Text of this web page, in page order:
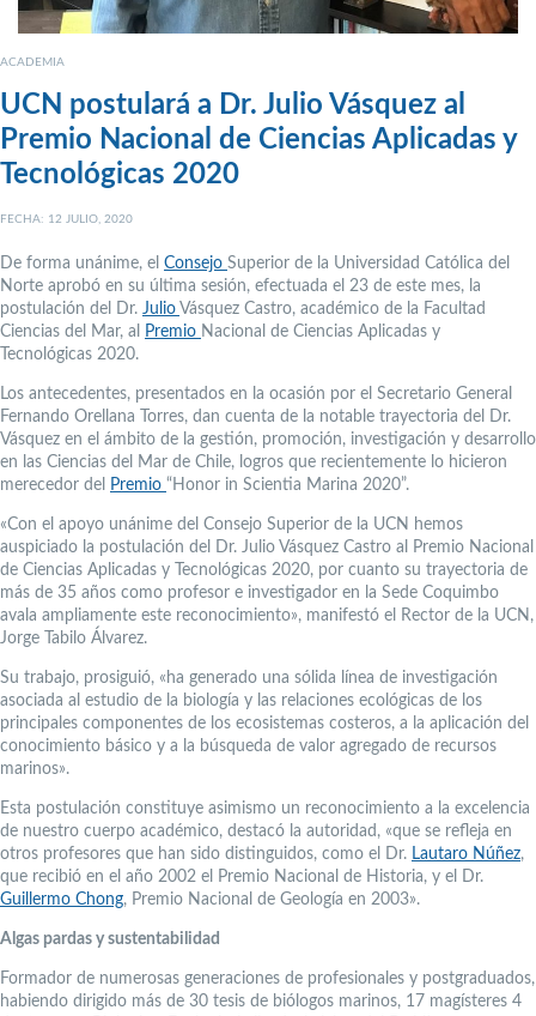
ACADEMIA
UCN postulará a Dr. Julio Vásquez al
Premio Nacional de Ciencias Aplicadas y
Tecnológicas 2020
FECHA: 12 JULIO, 2020
De forma unánime, el Consejo Superior de la Universidad Católica del
Norte aprobó en su última sesión, efectuada el 23 de este mes, la
postulación del Dr. Julio Vásquez Castro, académico de la Facultad
Ciencias del Mar, al
Premio Nacional de Ciencias Aplicadas y
Tecnológicas 2020.
Los antecedentes, presentados en la ocasión por el Secretario General
Fernando Orellana Torres, dan cuenta de la notable trayectoria del Dr.
Vásquez en el ámbito de la gestión, promoción, investigación y desarrollo
en las Ciencias del Mar de Chile, logros que recientemente lo hicieron
merecedor del
Premio “Honor in Scientia Marina 2020”.
«Con el apoyo unánime del Consejo Superior de la UCN hemos
auspiciado la postulación del Dr. Julio Vásquez Castro al Premio Nacional
de Ciencias Aplicadas y Tecnológicas 2020, por cuanto su trayectoria de
más de 35 años como profesor e investigador en la Sede Coquimbo
avala ampliamente este reconocimiento», manifestó el Rector de la UCN,
Jorge Tabilo Álvarez.
Su trabajo, prosiguió, «ha generado una sólida línea de investigación
asociada al estudio de la biología y las relaciones ecológicas de los
principales componentes de los ecosistemas costeros, a la aplicación del
conocimiento básico y a la búsqueda de valor agregado de recursos
marinos».
Esta postulación constituye asimismo un reconocimiento a la excelencia
de nuestro cuerpo académico, destacó la autoridad, «que se refleja en
otros profesores que han sido distinguidos, como el Dr. Lautaro Núñez,
que recibió en el año 2002 el Premio Nacional de Historia, y el Dr.
Guillermo Chong, Premio Nacional de Geología en 2003».
Algas pardas y sustentabilidad
Formador de numerosas generaciones de profesionales y postgraduados,
habiendo dirigido más de 30 tesis de biólogos marinos, 17 magísteres 4